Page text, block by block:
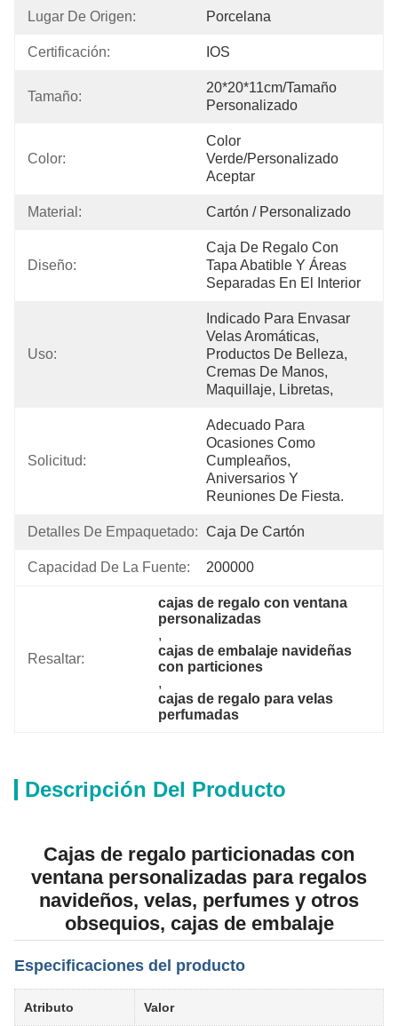
Lugar De Origen: Porcelana
Certificación: IOS
Tamaño:
20*20*11cm/tamaño
Personalizado
Color:
Color
Verde/personalizado
Aceptar
Material: Cartón / Personalizado
Diseño:
Caja De Regalo Con
Tapa Abatible Y Áreas
Separadas En El Interior
Uso:
Indicado Para Envasar
Velas Aromáticas,
Productos De Belleza,
Cremas De Manos,
Maquillaje, Libretas,
Solicitud:
Adecuado Para
Ocasiones Como
Cumpleaños,
Aniversarios Y
Reuniones De Fiesta.
Detalles De Empaquetado: Caja De Cartón
Capacidad De La Fuente: 200000
Resaltar:
cajas de regalo con ventana
personalizadas
,
cajas de embalaje navideñas
con particiones
,
cajas de regalo para velas
perfumadas
Descripción Del Producto
Cajas de regalo particionadas con
ventana personalizadas para regalos
navideños, velas, perfumes y otros
obsequios, cajas de embalaje
Especificaciones del producto
Atributo Valor